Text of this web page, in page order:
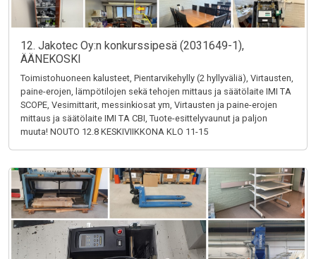
12. Jakotec Oy:n konkurssipesä (2031649-1),
ÄÄNEKOSKI
Toimistohuoneen kalusteet, Pientarvikehylly (2 hyllyväliä), Virtausten,
paine-erojen, lämpötilojen sekä tehojen mittaus ja säätölaite IMI TA
SCOPE, Vesimittarit, messinkiosat ym, Virtausten ja paine-erojen
mittaus ja säätölaite IMI TA CBI, Tuote-esittelyvaunut ja paljon
muuta! NOUTO 12.8 KESKIVIIKKONA KLO 11-15